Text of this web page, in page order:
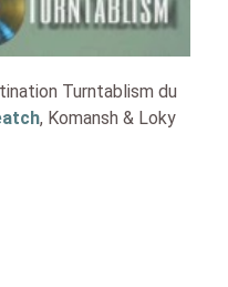
Turntablism du
, Komansh & Loky